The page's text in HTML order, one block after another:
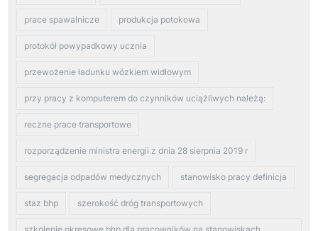
prace spawalnicze produkcja potokowa
protokół powypadkowy ucznia
przewożenie ładunku wózkiem widłowym
przy pracy z komputerem do czynników uciążliwych należą:
reczne prace transportowe
rozporządzenie ministra energii z dnia 28 sierpnia 2019 r
segregacja odpadów medycznych stanowisko pracy definicja
staz bhp szerokość dróg transportowych